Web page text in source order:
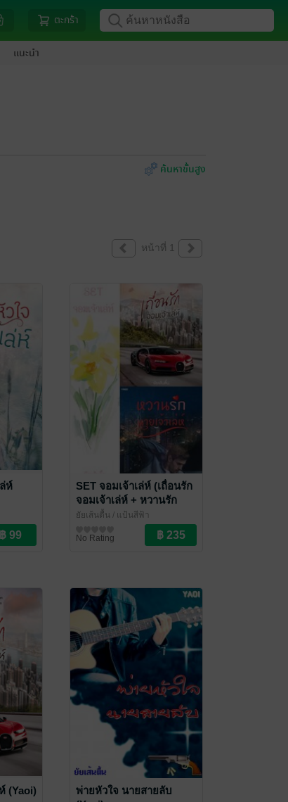
ตะกร้า
แนะนำ
ค้นหาขั้นสูง
หน้าที่ 1
ห์
SET จอมเจ้าเล่ห์ (เถื่อนรัก
จอมเจ้าเล่ห์ + หวานรัก
นายเจ้าเล่ห์)
ยัยเส้นตื้น / แป้นสีฟ้า
นิยายวาย Boy Love / Yaoi
No Rating
(Yaoi)
พ่ายหัวใจ นายสายลับ